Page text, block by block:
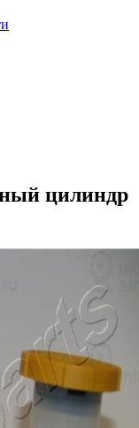
цилиндр